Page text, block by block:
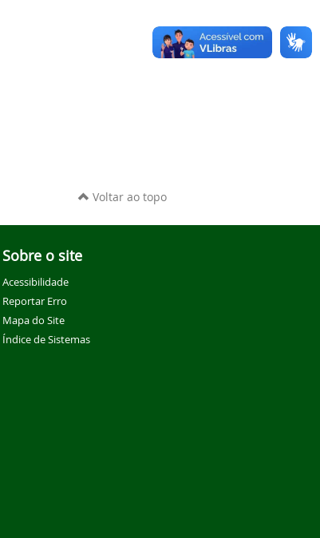
Voltar ao topo
Sobre o site
Acessibilidade
Reportar Erro
Mapa do Site
Índice de Sistemas